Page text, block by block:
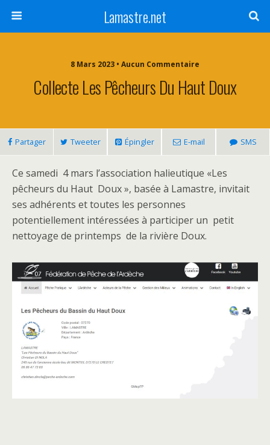
Lamastre.net
8 Mars 2023 • Aucun Commentaire
Collecte Les Pêcheurs Du Haut Doux
Partager Tweeter Épingler E-mail SMS
Ce samedi 4 mars l’association halieutique «Les
pêcheurs du Haut Doux », basée à Lamastre, invitait
ses adhérents et toutes les personnes
potentiellement intéressées à participer un petit
nettoyage de printemps de la rivière Doux.